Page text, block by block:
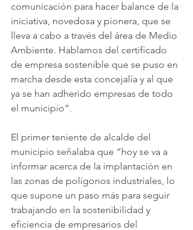
comunicación para hacer balance de la
iniciativa, novedosa y pionera, que se
lleva a cabo a través del área de Medio
Ambiente. Hablamos del certificado
de empresa sostenible que se puso en
marcha desde esta concejalía y al que
ya se han adherido empresas de todo
el municipio”.
El primer teniente de alcalde del
municipio señalaba que “hoy se va a
informar acerca de la implantación en
las zonas de polígonos industriales, lo
que supone un paso más para seguir
trabajando en la sostenibilidad y
eficiencia de empresarios del